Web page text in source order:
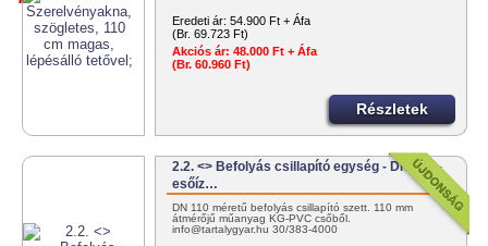
Eredeti ár: 54.900 Ft + Áfa
(Br. 69.723 Ft)
Akciós ár: 48.000 Ft + Áfa
(Br. 60.960 Ft)
Részletek
2.2. <> Befolyás csillapító egység - DN 110 -
esőíz…
DN 110 méretű befolyás csillapító szett. 110 mm
átmérőjű műanyag KG-PVC csőből.
info@tartalygyar.hu 30/383-4000